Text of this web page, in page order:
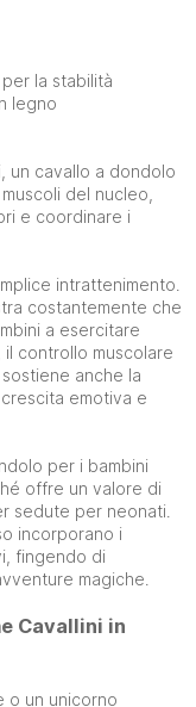
la stabilità
legno
un cavallo a dondolo
del nucleo,
e coordinare i
intrattenimento.
costantemente che
a esercitare
controllo muscolare
anche la
emotiva e
per i bambini
offre un valore di
sedute per neonati.
incorporano i
fingendo di
magiche.
Cavallini in
o un unicorno